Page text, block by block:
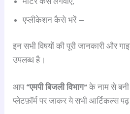
एप्लीकेशन कैसे भरें —
इन सभी विषयों की पूरी जानकारी और
उपलब्ध है।
आप “एमपी बिजली विभाग” के नाम से बनी
प्लेटफ़ॉर्म पर जाकर ये सभी आर्टिकल्स